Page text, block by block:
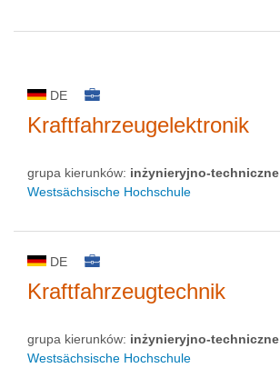
DE
Kraftfahrzeugelektronik
grupa kierunków: inżynieryjno-techniczne
Westsächsische Hochschule
DE
Kraftfahrzeugtechnik
grupa kierunków: inżynieryjno-techniczne
Westsächsische Hochschule